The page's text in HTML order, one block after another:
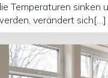
Temperaturen sinken
verändert sich[…]